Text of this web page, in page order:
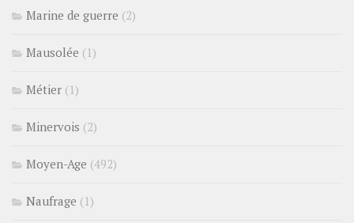
Marine de guerre (2)
Mausolée (1)
Métier (1)
Minervois (2)
Moyen-Age (492)
Naufrage (1)